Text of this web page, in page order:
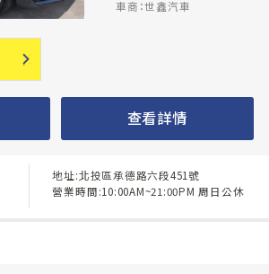
車商：世鑫汽車
查看詳情
地址:北投區承德路六段451號
營業時間:10:00AM~21:00PM 周日公休